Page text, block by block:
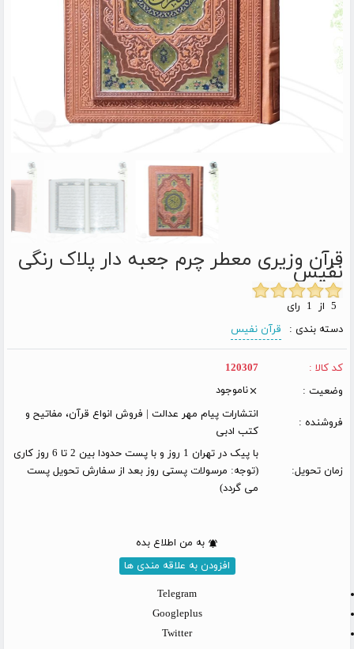
قرآن وزیری معطر چرم جعبه دار پلاک رنگی
نفیس
دسته بندی :
قرآن نفیس
کد کالا :
120307
وضعیت :
ناموجود
فروشنده :
انتشارات پیام مهر عدالت | فروش انواع قرآن، مفاتیح و
کتب ادبی
زمان تحویل:
با پیک در تهران 1 روز و با پست حدودا بین 2 تا 6 روز کاری
(توجه: مرسولات پستی روز بعد از سفارش تحویل پست
می گردد)
به من اطلاع بده
افزودن به علاقه مندی ها
Telegram
Googleplus
Twitter